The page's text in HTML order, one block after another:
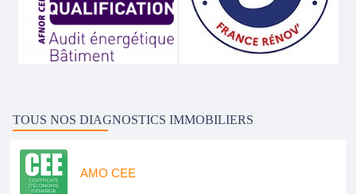
TOUS NOS DIAGNOSTICS IMMOBILIERS
AMO CEE